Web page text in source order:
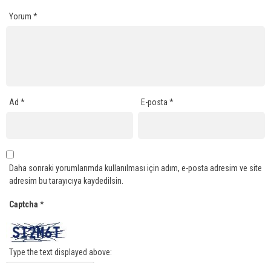
Yorum *
Ad * E-posta*
Daha sonraki yorumlarımda kullanılması için adım, e-posta adresim ve site
adresim bu tarayıcıya kaydedilsin.
Captcha *
Type the text displayed above: